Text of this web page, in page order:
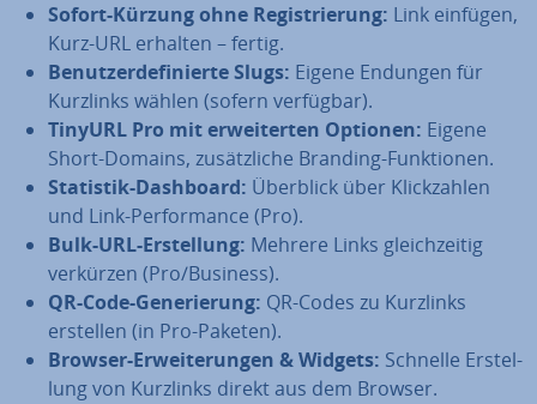
Sofort-Kürzung ohne Re­gis­trie­rung: Link einfügen,
Kurz-URL erhalten – fertig.
Be­nut­zer­de­fi­nier­te Slugs: Eigene Endungen für
Kurzlinks wählen (sofern verfügbar).
TinyURL Pro mit er­wei­ter­ten Optionen: Eigene
Short-Domains, zu­sätz­li­che Branding-Funk­tio­nen.
Statistik-Dashboard: Überblick über Klick­zah­len
und Link-Per­for­mance (Pro).
Bulk-URL-Er­stel­lung: Mehrere Links gleich­zei­tig
verkürzen (Pro/Business).
QR-Code-Ge­ne­rie­rung: QR-Codes zu Kurzlinks
erstellen (in Pro-Paketen).
Browser-Er­wei­te­run­gen & Widgets: Schnelle Er­stel­
lung von Kurzlinks direkt aus dem Browser.